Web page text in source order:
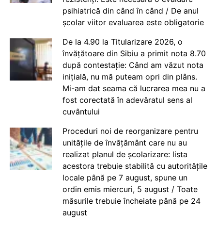
psihiatrică din când în când / De anul
școlar viitor evaluarea este obligatorie
De la 4.90 la Titularizare 2026, o
învățătoare din Sibiu a primit nota 8.70
după contestație: Când am văzut nota
inițială, nu mă puteam opri din plâns.
Mi-am dat seama că lucrarea mea nu a
fost corectată în adevăratul sens al
cuvântului
Proceduri noi de reorganizare pentru
unitățile de învățământ care nu au
realizat planul de școlarizare: lista
acestora trebuie stabilită cu autoritățile
locale până pe 7 august, spune un
ordin emis miercuri, 5 august / Toate
măsurile trebuie încheiate până pe 24
august